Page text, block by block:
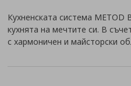
Кухненската система
кухнята на мечтите си. В
с хармоничен и майсторски